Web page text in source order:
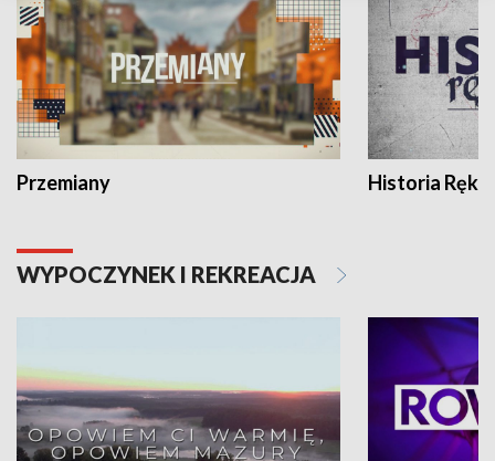
Przemiany Historia Ręką
WYPOCZYNEK I REKREACJA